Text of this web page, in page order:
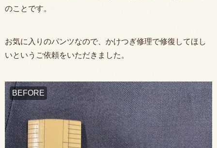
のことです。
お気に入りのパンツなので、かけつぎ修理で修復してほし
いというご依頼をいただきました。
BEFORE